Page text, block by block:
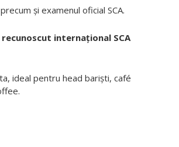
și examenul oficial SCA.
internațional SCA
ideal pentru head bariști, café